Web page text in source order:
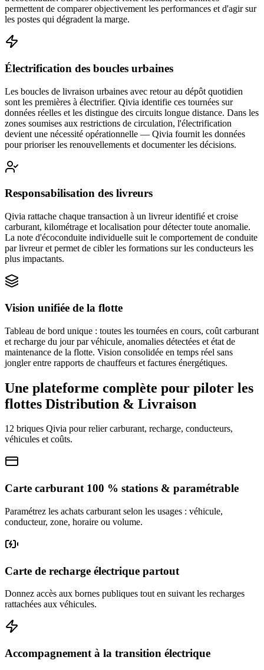
permettent de comparer objectivement les performances et d'agir sur
les postes qui dégradent la marge.
Électrification des boucles urbaines
Les boucles de livraison urbaines avec retour au dépôt quotidien
sont les premières à électrifier. Qivia identifie ces tournées sur
données réelles et les distingue des circuits longue distance. Dans les
zones soumises aux restrictions de circulation, l'électrification
devient une nécessité opérationnelle — Qivia fournit les données
pour prioriser les renouvellements et documenter les décisions.
Responsabilisation des livreurs
Qivia rattache chaque transaction à un livreur identifié et croise
carburant, kilométrage et localisation pour détecter toute anomalie.
La note d'écoconduite individuelle suit le comportement de conduite
par livreur et permet de cibler les formations sur les conducteurs les
plus impactants.
Vision unifiée de la flotte
Tableau de bord unique : toutes les tournées en cours, coût carburant
et recharge du jour par véhicule, anomalies détectées et état de
maintenance de la flotte. Vision consolidée en temps réel sans
jongler entre rapports de chauffeurs et factures énergétiques.
Une plateforme complète pour piloter les
flottes Distribution & Livraison
12 briques Qivia pour relier carburant, recharge, conducteurs,
véhicules et coûts.
Carte carburant 100 % stations & paramétrable
Paramétrez les achats carburant selon les usages : véhicule,
conducteur, zone, horaire ou volume.
Carte de recharge électrique partout
Donnez accès aux bornes publiques tout en suivant les recharges
rattachées aux véhicules.
Accompagnement à la transition électrique